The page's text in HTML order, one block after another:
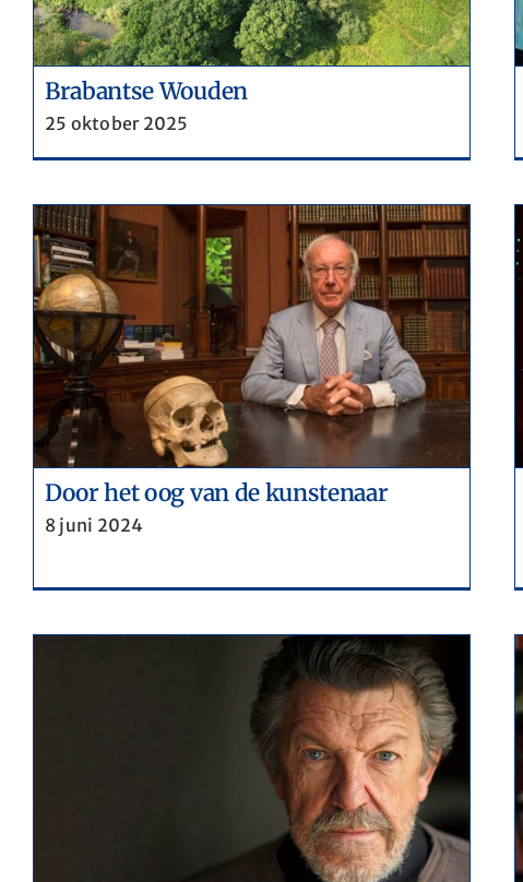
Brabantse Wouden
25 oktober 2025
Door het oog van de kunstenaar
8 juni 2024
Geleid bezoek aan MIRA
De republikeinen in België